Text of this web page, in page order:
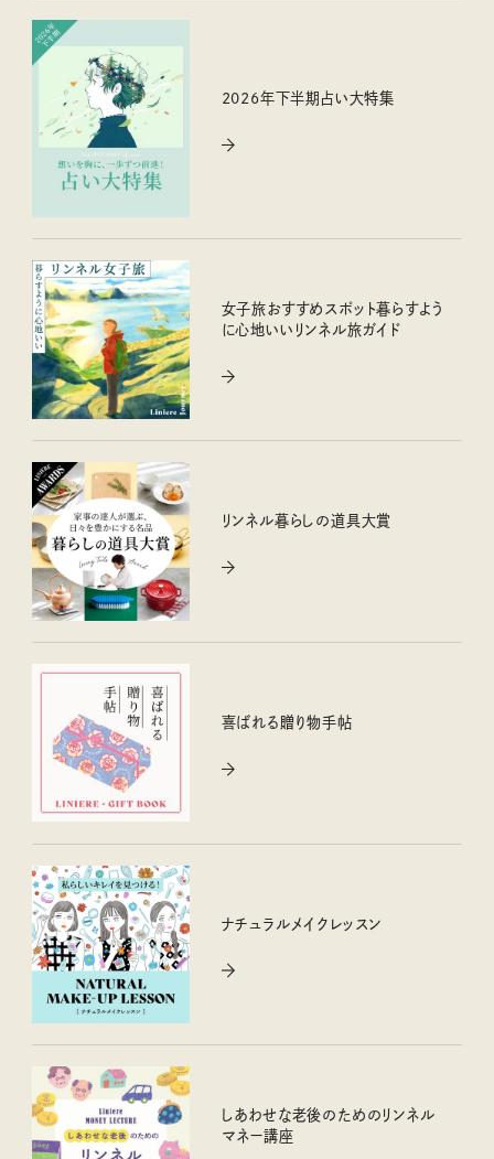
2026年下半期占い大特集
女子旅おすすめスポット暮らすよう
に心地いいリンネル旅ガイド
リンネル暮らしの道具大賞
喜ばれる贈り物手帖
ナチュラルメイクレッスン
しあわせな老後のためのリンネル
マネー講座